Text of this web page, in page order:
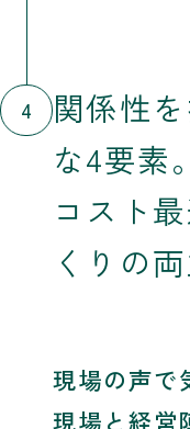
4
関係性
な4要素。
コスト
くりの
現場の声で
現場と経営